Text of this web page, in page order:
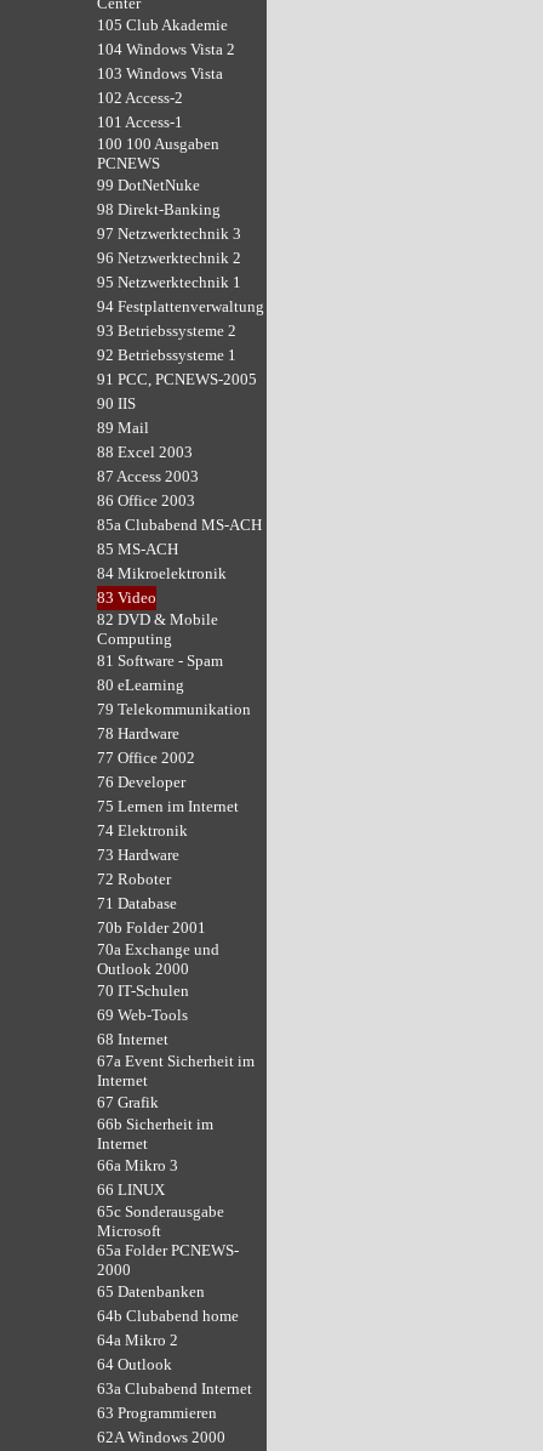
105 Club Akademie
104 Windows Vista 2
103 Windows Vista
102 Access-2
101 Access-1
100 100 Ausgaben
PCNEWS
99 DotNetNuke
98 Direkt-Banking
97 Netzwerktechnik 3
96 Netzwerktechnik 2
95 Netzwerktechnik 1
94 Festplattenverwaltung
93 Betriebssysteme 2
92 Betriebssysteme 1
91 PCC, PCNEWS-2005
90 IIS
89 Mail
88 Excel 2003
87 Access 2003
86 Office 2003
85a Clubabend MS-ACH
85 MS-ACH
84 Mikroelektronik
83 Video
82 DVD & Mobile
Computing
81 Software - Spam
80 eLearning
79 Telekommunikation
78 Hardware
77 Office 2002
76 Developer
75 Lernen im Internet
74 Elektronik
73 Hardware
72 Roboter
71 Database
70b Folder 2001
70a Exchange und
Outlook 2000
70 IT-Schulen
69 Web-Tools
68 Internet
67a Event Sicherheit im
Internet
67 Grafik
66b Sicherheit im
Internet
66a Mikro 3
66 LINUX
65c Sonderausgabe
Microsoft
65a Folder PCNEWS-
2000
65 Datenbanken
64b Clubabend home
64a Mikro 2
64 Outlook
63a Clubabend Internet
63 Programmieren
62A Windows 2000